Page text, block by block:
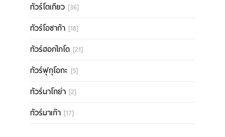
ทัวร์โตเกียว [36]
ทัวร์โอซาก้า [18]
ทัวร์ฮอกไกโด [21]
ทัวร์ฟุกุโอกะ [5]
ทัวร์นาโกย่า [2]
ทัวร์มาเก๊า [17]